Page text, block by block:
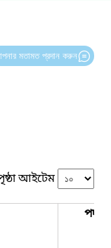
মতামত প্রদান করুন
আইটেম
পদবি